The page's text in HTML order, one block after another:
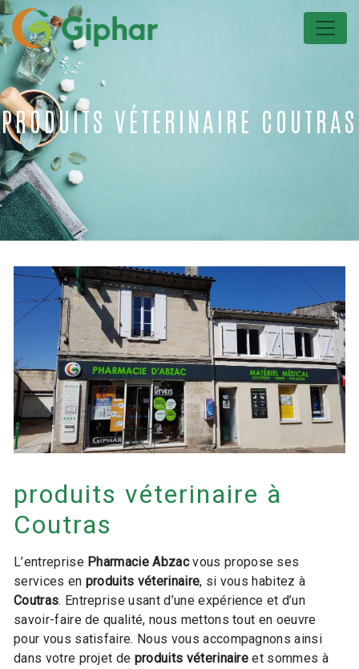
Panneau de gestion des cookies
PRODUITS VÉTERINAIRE COUTRAS
produits véterinaire à
Coutras
L’entreprise Pharmacie Abzacvous propose ses
services en produits véterinaire, si vous habitez à
Coutras. Entreprise usant d’une expérience et d’un
savoir-faire de qualité, nous mettons tout en oeuvre
pour vous satisfaire. Nous vous accompagnons ainsi
dans votre projet de produits véterinaire et sommes à